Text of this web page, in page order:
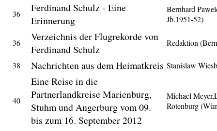
36
Ferdinand Schulz - Eine
Erinnerung
Bernhard
Jb.1951-52)
36
Verzeichnis der Flugrekorde von
Ferdinand Schulz
Redaktion
38 Nachrichten aus dem Heimatkreis Stanislaw
40
Eine Reise in die
Partnerlandkreise Marienburg,
Stuhm und Angerburg vom 09.
bis zum 16. September 2012
Michael
Rotenburg